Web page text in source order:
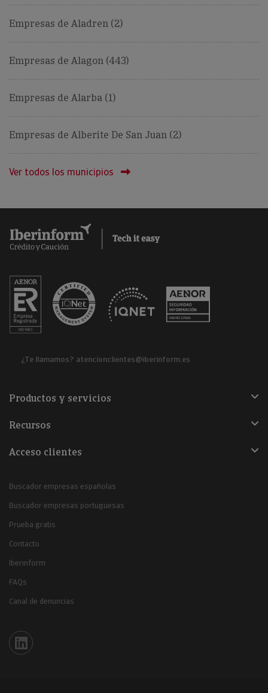
Empresas de Aladren (2)
Empresas de Alagon (443)
Empresas de Alarba (1)
Empresas de Alberite De San Juan (2)
Ver todos los municipios
¿Te llamamos? atencionclientes@iberinform.es
Productos y servicios
Recursos
Acceso clientes
Buscador empresas españolas
Buscador empresas portuguesas
Prueba gratis
Contacto
Iberinform
FAQs
Canal de denuncias
Iberinform en Linkedin